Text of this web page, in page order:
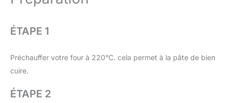
ÉTAPE 1
Préchauffer votre four à 220°C. cela permet à la pâte de bien
cuire.
ÉTAPE 2